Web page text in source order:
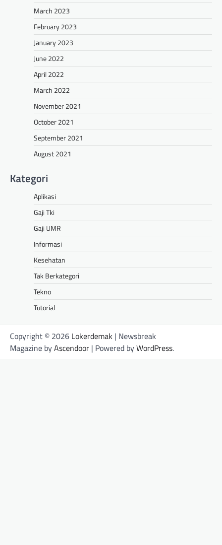
March 2023
February 2023
January 2023
June 2022
April 2022
March 2022
November 2021
October 2021
September 2021
August 2021
Kategori
Aplikasi
Gaji Tki
Gaji UMR
Informasi
Kesehatan
Tak Berkategori
Tekno
Tutorial
Copyright © 2026 Lokerdemak | Newsbreak
Magazine byAscendoor | Powered byWordPress.